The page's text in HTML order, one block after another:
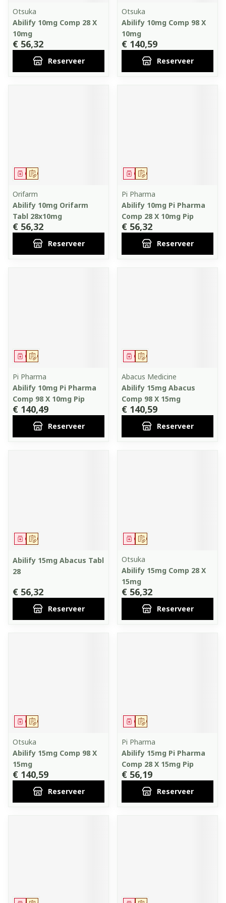
Otsuka
Abilify 10mg Comp 28 X
10mg
€ 56,32
Reserveer
Otsuka
Abilify 10mg Comp 98 X
10mg
€ 140,59
Reserveer
Op voorschrift
Geneesmiddel
Orifarm
Abilify 10mg Orifarm
Tabl 28x10mg
€ 56,32
Reserveer
Op voorschrift
Geneesmiddel
Pi Pharma
Abilify 10mg Pi Pharma
Comp 28 X 10mg Pip
€ 56,32
Reserveer
Op voorschrift
Geneesmiddel
Pi Pharma
Abilify 10mg Pi Pharma
Comp 98 X 10mg Pip
€ 140,49
Reserveer
Op voorschrift
Geneesmiddel
Abacus Medicine
Abilify 15mg Abacus
Comp 98 X 15mg
€ 140,59
Reserveer
Op voorschrift
Geneesmiddel
Abilify 15mg Abacus Tabl
28
€ 56,32
Reserveer
Op voorschrift
Geneesmiddel
Otsuka
Abilify 15mg Comp 28 X
15mg
€ 56,32
Reserveer
Op voorschrift
Geneesmiddel
Otsuka
Abilify 15mg Comp 98 X
15mg
€ 140,59
Reserveer
Op voorschrift
Geneesmiddel
Pi Pharma
Abilify 15mg Pi Pharma
Comp 28 X 15mg Pip
€ 56,19
Reserveer